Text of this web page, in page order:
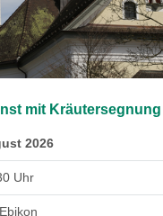
mit Kräutersegnung
2026
Uhr